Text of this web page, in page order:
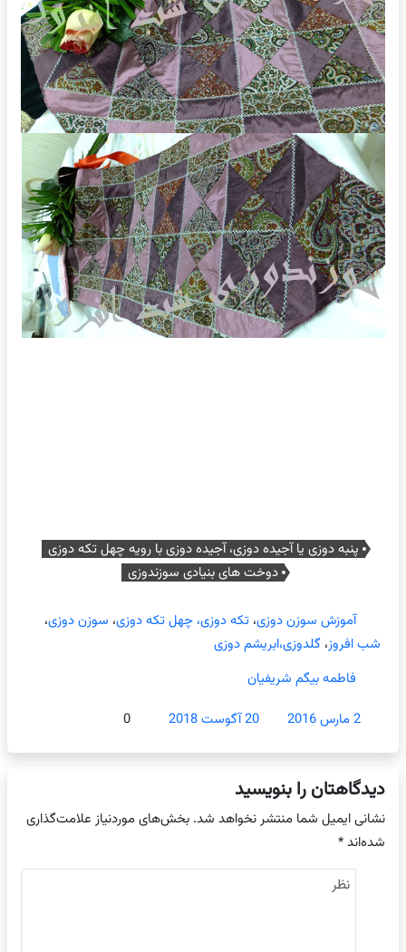
پنبه دوزی یا آجیده دوزی، آجیده دوزی با رویه چهل تکه دوزی
دوخت های بنیادی سوزندوزی
آموزش سوزن دوزی،تکه دوزی، چهل تکه دوزی، سوزن دوزی،
شب افروز،گلدوزی،ابریشم دوزی
فاطمه بیگم شریفیان
2 مارس 2016
20 آگوست 2018 0
دیدگاهتان را بنویسید
نشانی ایمیل شما منتشر نخواهد شد. بخش‌های موردنیاز علامت‌گذاری
شده‌اند*